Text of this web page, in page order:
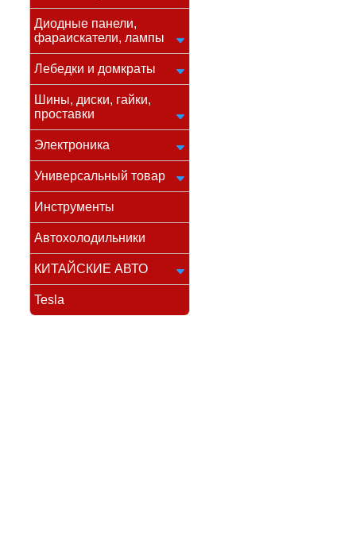
Диодные панели,
фараискатели, лампы
Лебедки и домкраты
Шины, диски, гайки,
проставки
Электроника
Универсальный товар
Инструменты
Автохолодильники
КИТАЙСКИЕ АВТО
Tesla